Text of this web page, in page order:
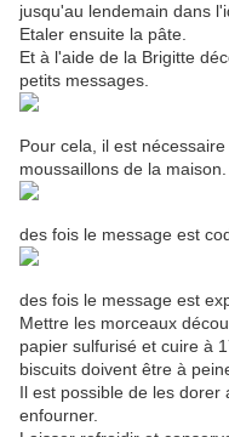
jusqu'au lendemain dans
Etaler ensuite la pâte.
Et à l'aide de la Brigitte
petits messages.
Pour cela, il est
moussaillons de la maison.
des fois le message est
des fois le message est
Mettre les morceaux
papier sulfurisé et cuire à
biscuits doivent être à
Il est possible de les
enfourner.